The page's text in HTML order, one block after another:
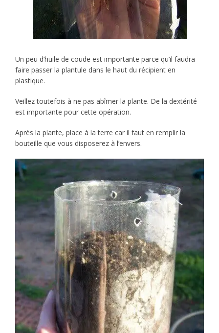
Un peu d’huile de coude est importante parce qu’il faudra
faire passer la plantule dans le haut du récipient en
plastique.
Veillez toutefois à ne pas abîmer la plante. De la dextérité
est importante pour cette opération.
Après la plante, place à la terre car il faut en remplir la
bouteille que vous disposerez à l’envers.